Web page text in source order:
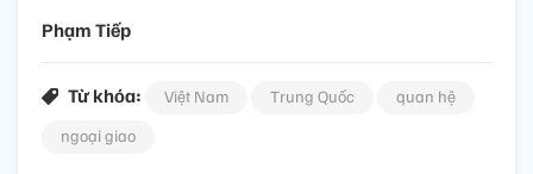
Phạm Tiếp
Từ khóa: Việt Nam Trung Quốc
quan hệ
ngoại giao